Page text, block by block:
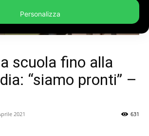
scuola fino alla
“siamo pronti” –
2021 631
Personalizza